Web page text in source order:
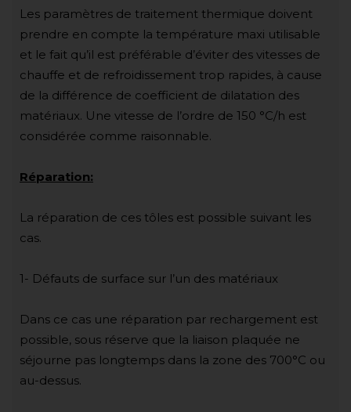
Les paramètres de traitement thermique doivent
prendre en compte la température maxi utilisable
et le fait qu’il est préférable d’éviter des vitesses de
chauffe et de refroidissement trop rapides, à cause
de la différence de coefficient de dilatation des
matériaux. Une vitesse de l’ordre de 150 °C/h est
considérée comme raisonnable.
Réparation:
La réparation de ces tôles est possible suivant les
cas.
1- Défauts de surface sur l’un des matériaux
Dans ce cas une réparation par rechargement est
possible, sous réserve que la liaison plaquée ne
séjourne pas longtemps dans la zone des 700°C ou
au-dessus.